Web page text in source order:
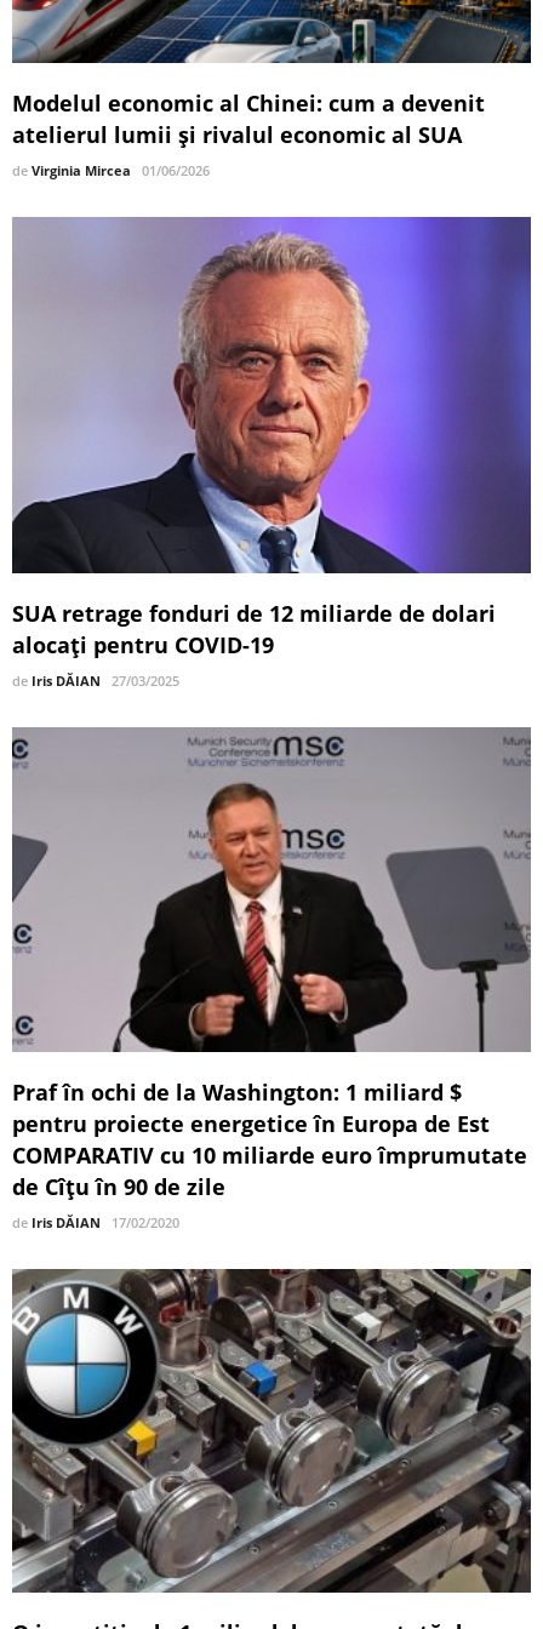
Modelul economic al Chinei: cum a devenit
atelierul lumii și rivalul economic al SUA
de Virginia Mircea 01/06/2026
SUA retrage fonduri de 12 miliarde de dolari
alocați pentru COVID-19
de Iris DĂIAN 27/03/2025
Praf în ochi de la Washington: 1 miliard $
pentru proiecte energetice în Europa de Est
COMPARATIV cu 10 miliarde euro împrumutate
de Cîțu în 90 de zile
de Iris DĂIAN 17/02/2020